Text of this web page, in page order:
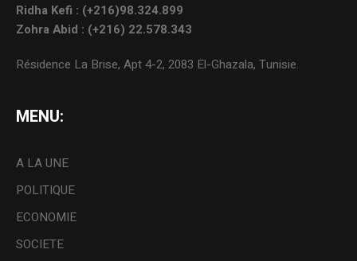
Ridha Kefi : (+216)98.324.899
Zohra Abid : (+216) 22.578.343
Résidence La Brise, Apt 4-2, 2083 El-Ghazala, Tunisie.
MENU:
A LA UNE
POLITIQUE
ECONOMIE
SOCIETE